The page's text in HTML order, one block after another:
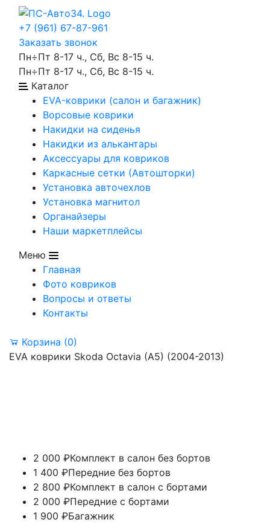
+7 (961) 67-87-961
Заказать звонок
Пн÷Пт 8-17 ч., Сб, Вс 8-15 ч.
Пн÷Пт 8-17 ч., Сб, Вс 8-15 ч.
Каталог
EVA-коврики (салон и багажник)
Ворсовые коврики
Накидки на сиденья
Накидки из алькантары
Аксессуары для ковриков
Каркасные сетки (Автошторки)
Установка авточехлов
Установка магнитол
Органайзеры
Наши маркетплейсы
Меню
Главная
Фото ковриков
Вопросы и ответы
Контакты
Корзина (0)
EVA коврики Skoda Octavia (A5) (2004-2013)
2 000 ₽Комплект в салон без бортов
1 400 ₽Передние без бортов
2 800 ₽Комплект в салон с бортами
2 000 ₽Передние с бортами
1 900 ₽Багажник